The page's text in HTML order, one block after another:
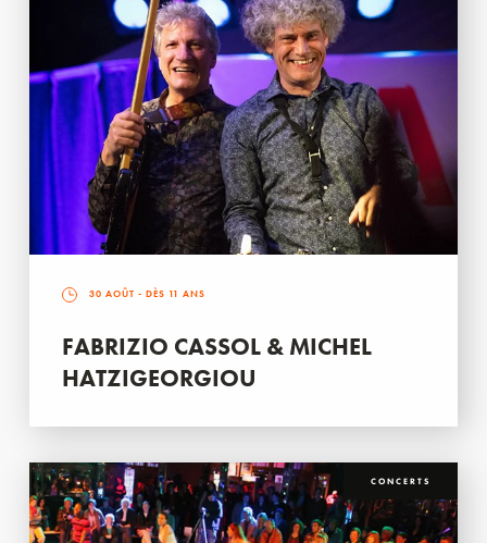
30 AOÛT - DÈS 11 ANS
FABRIZIO CASSOL & MICHEL
HATZIGEORGIOU
CONCERTS